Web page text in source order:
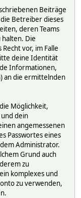
Beiträge
Betreiber dieses
deren Teams
halten. Die
vor, im Falle
deine Identität
Informationen,
an die ermittelnden
Möglichkeit,
dein
angemessenen
Passwortes eines
Administrator.
Grund auch
zu
komplexes und
zu verwenden,